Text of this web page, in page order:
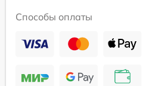
Способы оплаты